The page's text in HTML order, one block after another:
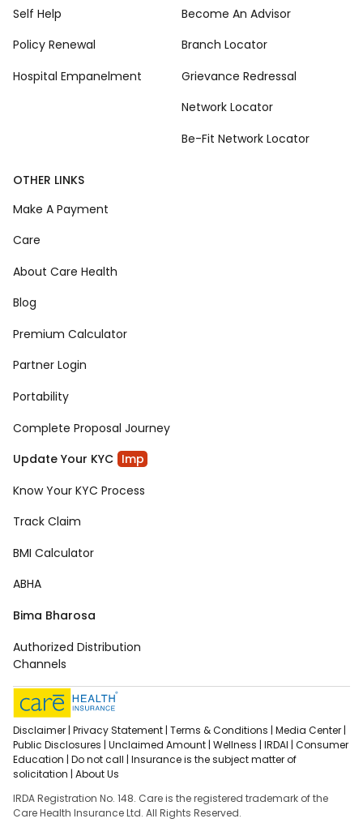
Self Help
Policy Renewal
Hospital Empanelment
Become An Advisor
Branch Locator
Grievance Redressal
Network Locator
Be-Fit Network Locator
OTHER LINKS
Make A Payment
Care
About Care Health
Blog
Premium Calculator
Partner Login
Portability
Complete Proposal Journey
Update Your KYC Imp
Know Your KYC Process
Track Claim
BMI Calculator
ABHA
Bima Bharosa
Authorized Distribution
Channels
Disclaimer | Privacy Statement | Terms & Conditions | Media Center |
Public Disclosures | Unclaimed Amount | Wellness | IRDAI | Consumer
Education | Do not call | Insurance is the subject matter of
solicitation | About Us
IRDA Registration No. 148. Care is the registered trademark of the
Care Health Insurance Ltd. All Rights Reserved.